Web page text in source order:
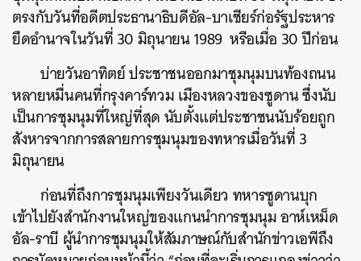
ตรงกับวันที่อดีตประธานาธิบดีอัล-บาเชียร์ก่อรัฐประหาร
ยึดอำนาจในวันที่ 30 มิถุนายน 1989 หรือเมื่อ 30 ปีก่อน
บ่ายวันอาทิตย์ ประชาชนออกมาชุมนุมบนท้องถนน
หลายหมื่นคนที่กรุงคาร์ทวม เมืองหลวงของซูดาน ซึ่งนับ
เป็นการชุมนุมที่ใหญ่ที่สุด นับตั้งแต่ประชาชนนับร้อยถูก
สังหารจากการสลายการชุมนุมของทหารเมื่อวันที่ 3
มิถุนายน
ก่อนที่ถึงการชุมนุมเพียงวันเดียว ทหารซูดานบุก
เข้าไปยังสำนักงานใหญ่ของแกนนำการชุมนุม อาห์เหม็ด
อัล-ราบี ผู้นำการชุมนุมให้สัมภาษณ์กับสำนักข่าวเอพีถึง